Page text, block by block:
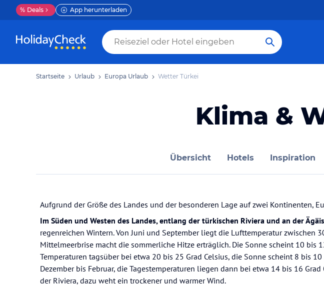
% Deals App herunterladen
Startseite Urlaub Europa Urlaub Wetter Türkei
Klima &
Übersicht Hotels Inspiration
Aufgrund der Größe des Landes und der besonderen Lage auf zwei Kontinenten,
Im Süden und Westen des Landes, entlang der türkischen Riviera und an der Ägäis
regenreichen Wintern. Von Juni und September liegt die Lufttemperatur zwischen
Mittelmeerbrise macht die sommerliche Hitze erträglich. Die Sonne scheint 10
Temperaturen tagsüber bei etwa 20 bis 25 Grad Celsius, die Sonne scheint 8 bis
Dezember bis Februar, die Tagestemperaturen liegen dann bei etwa 14 bis 16
der Riviera, dazu weht ein trockener und warmer Wind.